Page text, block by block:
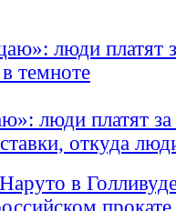
люди платят за
откуда